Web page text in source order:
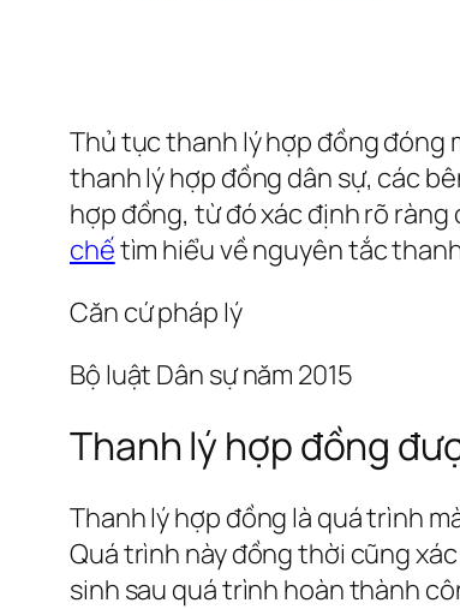
Thủ tục thanh lý hợp đồng đóng
thanh lý hợp đồng dân sự, các
hợp đồng, từ đó xác định rõ
chếtìm hiểu về nguyên tắc
Căn cứ pháp lý
Bộ luật Dân sự năm 2015
Thanh lý hợp đồng
Thanh lý hợp đồng là quá trình
Quá trình này đồng thời cũng
sinh sau quá trình hoàn thành